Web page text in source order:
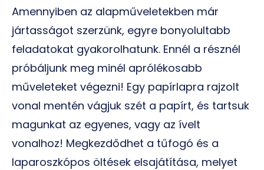
Amennyiben az alapműveletekben már
jártasságot szerzünk, egyre bonyolultabb
feladatokat gyakorolhatunk. Ennél a résznél
próbáljunk meg minél aprólékosabb
műveleteket végezni! Egy papírlapra rajzolt
vonal mentén vágjuk szét a papírt, és tartsuk
magunkat az egyenes, vagy az ívelt
vonalhoz! Megkezdődhet a tűfogó és a
laparoszkópos öltések elsajátítása, melyet